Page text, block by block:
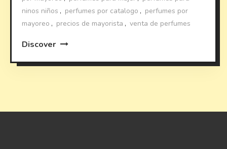
ninos niños , perfumes por catalogo , perfumes por
mayoreo , precios de mayorista , venta de perfumes
Discover